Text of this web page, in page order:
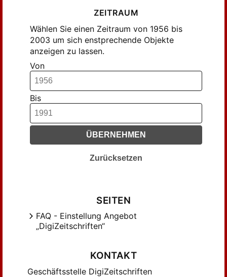
ZEITRAUM
Wählen Sie einen Zeitraum von 1956 bis
2003 um sich enstprechende Objekte
anzeigen zu lassen.
Von
Bis
ÜBERNEHMEN
Zurücksetzen
SEITEN
FAQ - Einstellung Angebot
„DigiZeitschriften“
KONTAKT
Geschäftsstelle DigiZeitschriften